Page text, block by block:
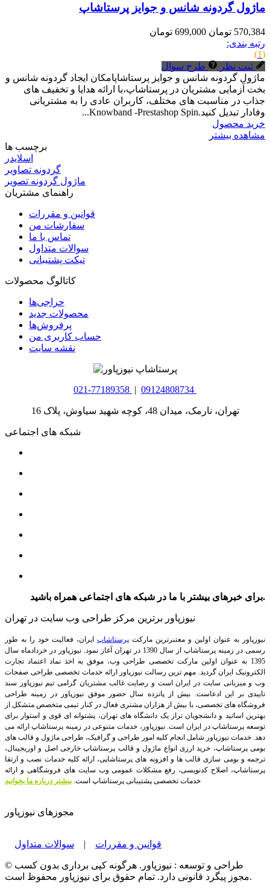
ماژول گردونه شانس و جوایز پرستاشاپ
570,384 تومان
699,000 تومان
رتبه بندی:
(1)
ثبت نظر
طرح سوال
ماژول گردونه شانس و جوایز پرستاشاپامکان ایجاد گردونه شانس و
بخت آزمایی مشتریان در پرستاشاپ،با ارائه هدایا و تخفیف های
جذاب در مناسبت های مختلف، کاربران عادی را به مشتریانی
وفادار تبدیل کنید.Knowband -Prestashop Spin...
خرید محصول
مشاهده بیشتر
برچسب ها
اسلایدر
گردونه تصاویر
ماژول گردونه تصویر
راهنمای مشتریان
قوانین و مقررات
سفارشات من
تماس با ما
سوالات متداول
تیکت پشتیبانی
کاتالوگ محصولات
حراجی‌ها
محصولات جدید
پرفروش‌ها
حساب کاربری من
نقشه سایت
021-77189358 | 09124808734
تهران، نارمک، میدان 48، کوچه شهید سیاوش، پلاک 16
شبکه های اجتماعی
برای خبرهای بیشتر با ما در شبکه های اجتماعی همراه باشید.
نیوزپاور برترین مرکز طراحی وب سایت در تهران
نیوزپاور به عنوان اولین و معتبرترین مارکت پرستاشاپ ایران، فعالیت خود را به طور
رسمی در زمینه پرستاشاپ از سال 1390 در تهران آغاز نمود. نیوزپاور در خردادماه سال
1395 به عنوان اولین مارکت تخصصی طراحی وب، موفق به اخذ نماد اعتماد تجارت
الکترونیک ایران گردید. مهم ترین رسالت نیوزپاور ارائه خدمات تخصصی طراحی صفحات
وب و میزبانی سایت در ایران است و رضایت غالب مشتریان گرامی تیم نیوزپاور سند
تاییدی بر این ادعاست. بیش از پانزده سال حضور موفق نیوزپاور در زمینه طراحی
فروشگاه های تخصصی، با بیش از هزاران مشتری فعال در کنار تیمی متخصص متشکل از
بهترین اساتید و دانشجویان تراز یک دانشگاه های تهران، پشتوانه ای قوی و استوار برای
توسعه پرستاشاپ در ایران است.نیوزپاور، خدمات متنوعی در زمینه پرستاشاپ ارائه می
دهد. خدمات نیوزپاور شامل انجام کلیه امور طراحی و گرافیک، طراحی ماژول و قالب های
بومی پرستاشاپ، خرید ارزی انواع ماژول و قالب پرستاشاپ خارجی اصل و اوریجینال،
ترجمه و بومی سازی قالب ها و افزونه های پرستاشاپی، ارائه کلیه خدمات نصب و ارتقا
پرستاشاپ، اصلاح کدنویسی، رفع مشکلات عمومی وب سایت های فروشگاهی و ارائه
خدمات تخصصی پشتیبانی پرستاشاپ است. بیشتر درباره ما بخوانید
مجوزهای نیوزپاور
قوانین و مقررات | سوالات متداول
© طراحی و توسعه : نیوزپاور. هرگونه کپی برداری بدون کسب
مجوز پیگرد قانونی دارد. تمام حقوق برای نیوزپاور محفوظ است.